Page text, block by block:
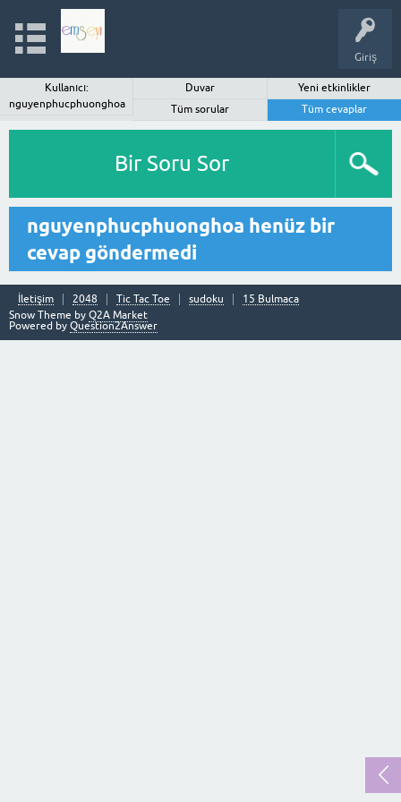
Giriş
Kullanıcı:
nguyenphucphuonghoa
Duvar
Yeni etkinlikler
Tüm sorular
Tüm cevaplar
Bir Soru Sor
nguyenphucphuonghoa henüz bir
cevap göndermedi
İletişim 2048 Tic Tac Toe sudoku
15 Bulmaca
Snow Theme by Q2A Market
Powered by Question2Answer